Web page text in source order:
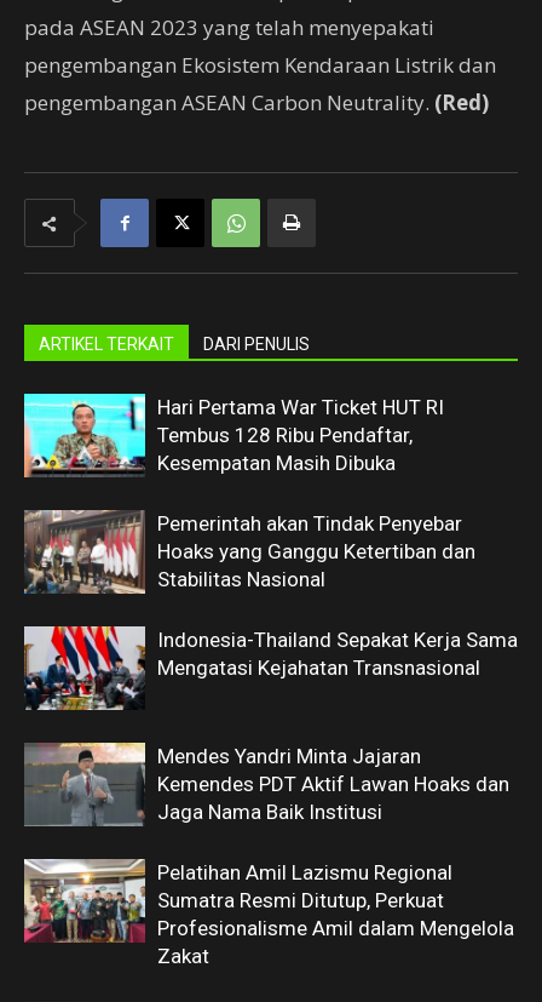
pada ASEAN 2023 yang telah menyepakati
pengembangan Ekosistem Kendaraan Listrik dan
pengembangan ASEAN Carbon Neutrality. (Red)
ARTIKEL TERKAIT DARI PENULIS
Hari Pertama War Ticket HUT RI
Tembus 128 Ribu Pendaftar,
Kesempatan Masih Dibuka
Pemerintah akan Tindak Penyebar
Hoaks yang Ganggu Ketertiban dan
Stabilitas Nasional
Indonesia-Thailand Sepakat Kerja Sama
Mengatasi Kejahatan Transnasional
Mendes Yandri Minta Jajaran
Kemendes PDT Aktif Lawan Hoaks dan
Jaga Nama Baik Institusi
Pelatihan Amil Lazismu Regional
Sumatra Resmi Ditutup, Perkuat
Profesionalisme Amil dalam Mengelola
Zakat